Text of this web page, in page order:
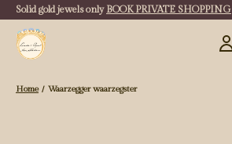
Solid gold jewels only BOOK PRIVATE SHOPPING
Home / Waarzegger waarzegster